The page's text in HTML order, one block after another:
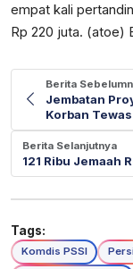
empat kali
Rp 220 juta. (atoe)
Berita
Jembatan
Korban
Berita Selanjutnya
121 Ribu Jemaah
Tags:
Komdis PSSI